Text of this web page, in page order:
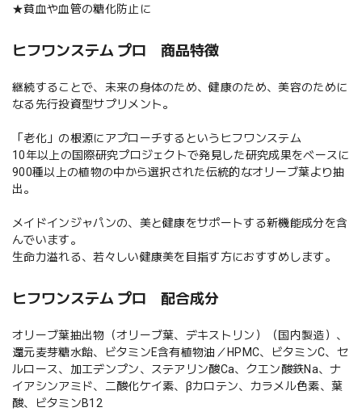
★貧血や血管の糖化防止に
ヒフワンステム プロ 商品特徴
継続することで、未来の身体のため、健康のため、美容のために
なる先行投資型サプリメント。
「老化」の根源にアプローチするというヒフワンステム
10年以上の国際研究プロジェクトで発見した研究成果をベースに
900種以上の植物の中から選択された伝統的なオリーブ葉より抽
出。
メイドインジャパンの、美と健康をサポートする新機能成分を含
んでいます。
生命力溢れる、若々しい健康美を目指す方におすすめします。
ヒフワンステム プロ 配合成分
オリーブ葉抽出物（オリーブ葉、デキストリン）（国内製造）、
還元麦芽糖水飴、ビタミンE含有植物油／HPMC、ビタミンC、セ
ルロース、加工デンプン、ステアリン酸Ca、クエン酸鉄Na、ナ
イアシンアミド、二酸化ケイ素、βカロテン、カラメル色素、葉
酸、ビタミンB12